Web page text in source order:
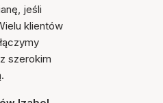
jeśli
klientów
szerokim